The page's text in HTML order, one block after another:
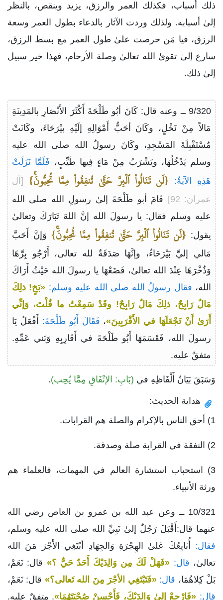
ذلك أسباب، فكذلك العمر والرزق، يزيد وينقص، بالنظر
إلىٰ أسبابه. ولذلك وردت الآثار بالدعاء بطول العمر وسعة
الرزق، فيا مَن حرصت علىٰ طول العمر مع بسط الرزق،
سارع إلىٰ تقوىٰ الله تعالىٰ وصلة الأرحام، فهذا خير سبيل
إلىٰ ذلك.
9/320 ــ وعنه قال: كَانَ أبُو طَلْحَةَ أَكْثَرَ الأَنْصَارِ بالمَدِينَةِ
مَالاً مِنْ نَخْلٍ، وكَانَ أحَبُّ أَمْوَالِهِ إلَيْهِ بيْرَحَاءَ، وكَانَتْ
مُسْتَقْبِلَةَ المَسْجِدِ، وكَانَ رسولُ الله صلى الله عليه
وسلم يَدْخُلُهَا، ويَشْرَبُ مِنْ مَاءٍ فِيها طَيِّبٍ، فَلَمَّا نَزَلَتْ
هَذِهِ الآيَةُ:
{لَن تَنَالُواْ ٱلۡبِرَّ حَتَّىٰ تُنفِقُواْ مِمَّا تُحِبُّونَۚ} [آل
عمران: 92]
قَامَ أبو طَلْحَةَ إلىٰ رسولِ الله صلى الله
عليه وسلم فقال: يا رسولَ الله إنَّ اللهَ تَبَارَكَ وتعالىٰ
يقول: {لَن تَنَالُواْ ٱلۡبِرَّ حَتَّىٰ تُنفِقُواْ مِمَّا تُحِبُّونَۚ} وَإنَّ أَحَبَّ
مَالي إليَّ بَيْرَحَاءُ، وإنَّهَا صَدَقَةٌ لله تعالىٰ، أَرْجُو بِرَّهَا
وَذُخْرَهَا عِنْدَ الله تعالىٰ، فَضَعْهَا يا رسولَ الله حَيْثُ أَرَاكَ
الله، فقال رسولُ الله صلى الله عليه وسلم: «بَخٍ! ذلِكَ
مَالٌ رَابِحٌ، ذلِكَ مَالٌ رَابِحٌ! وقَدْ سَمِعْتُ ما قُلْتَ، وَإنِّي
أَرَىٰ أَنْ تَجْعَلَهَا في الأَقْرَبِينَ»، فَقَالَ أَبُو طَلْحَةَ: أَفْعَلُ يَا
رسولَ الله، فَقَسَمَهَا أَبُو طَلْحَةَ في أَقَارِبِهِ وَبَني عَمِّهِ.
متفقٌ عليه.
وَسَبَقَ بَيَانُ أَلْفَاظِهِ في (بَابِ: الإنْفَاقِ مِمَّا يُحِب).
هداية الحديث:
1) أحق الناس بالإكرام والصلة هم القرابات.
2) النفقة في القرابة صلة وصدقة.
3) استحباب استشارة العالم في المهمات، فالعلماء هم
ورثة الأنبياء.
10/321 ــ وعن عبد الله بن عمرو بن العاص رضي الله
عنهما قال:أَقْبَلَ رَجُلٌ إلىٰ نَبِيِّ الله صلى الله عليه وسلم،
فقال: أُبَايِعُكَ عَلىٰ الهِجْرَةِ وَالجِهَادِ أبْتَغِي الأَجْرَ مَنَ الله
تعالىٰ، قال: «فَهَلْ لَكَ مِن وَالِدَيْكَ أَحَدٌ حَيٌّ ؟» قال: نَعَمْ،
بَلْ كِلاهُمَا، قال: «فَتَبْتَغِي الأجْرَ مِنَ الله تَعالى؟» قال: نَعَمْ،
قال: «فَارْجِعْ إلىٰ وَالِدَيْكَ، فَأَحْسِنْ صُحْبَتَهُمَا». متفقٌ عليه.